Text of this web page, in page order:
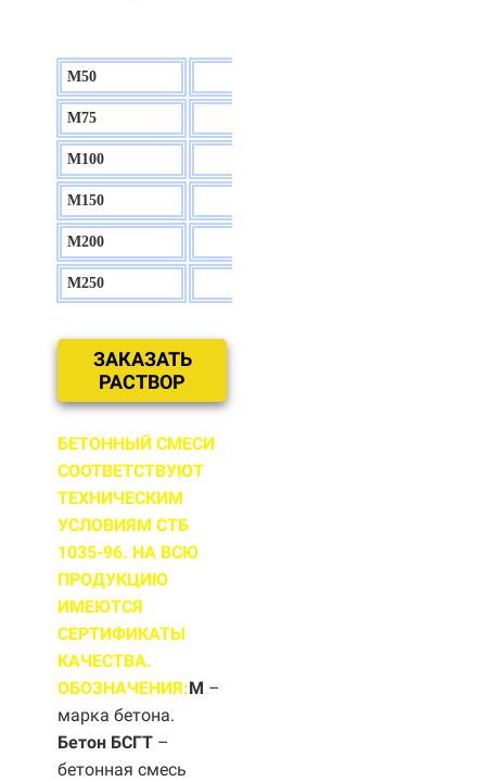
М50
М75
М100
М150
М200
М250
ЗАКАЗАТЬ
РАСТВОР
БЕТОННЫЙ СМЕСИ
СООТВЕТСТВУЮТ
ТЕХНИЧЕСКИМ
УСЛОВИЯМ СТБ
1035-96. НА ВСЮ
ПРОДУКЦИЮ
ИМЕЮТСЯ
СЕРТИФИКАТЫ
КАЧЕСТВА.
ОБОЗНАЧЕНИЯ:М –
марка бетона.
Бетон БСГТ –
бетонная смесь